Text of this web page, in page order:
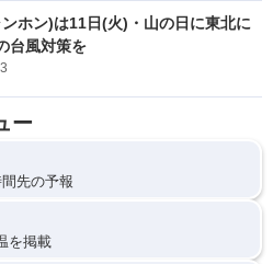
ホン)は11日(火)・山の日に東北に
台風対策を
ー
先の予報
を掲載